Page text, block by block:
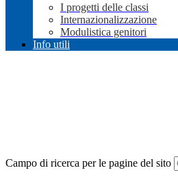
I progetti delle classi
Internazionalizzazione
Modulistica genitori
Info utili
Campo di ricerca per le pagine del sito